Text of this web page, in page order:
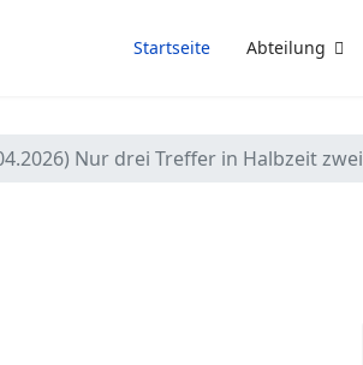
Startseite Abteilung
Nur drei Treffer in Halbzeit zwei